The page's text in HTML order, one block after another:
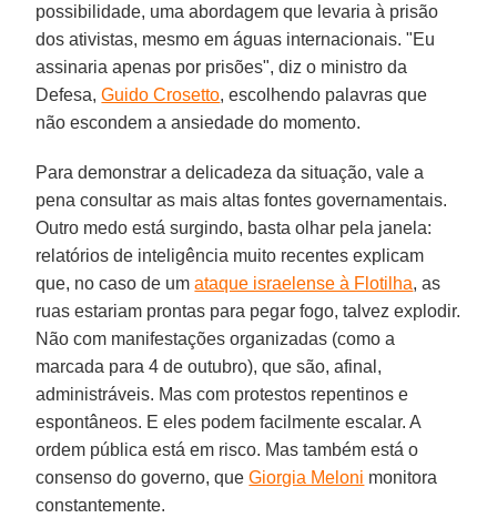
possibilidade, uma abordagem que levaria à prisão
dos ativistas, mesmo em águas internacionais. "Eu
assinaria apenas por prisões", diz o ministro da
Defesa,Guido Crosetto, escolhendo palavras que
não escondem a ansiedade do momento.
Para demonstrar a delicadeza da situação, vale a
pena consultar as mais altas fontes governamentais.
Outro medo está surgindo, basta olhar pela janela:
relatórios de inteligência muito recentes explicam
que, no caso de umataque israelense à Flotilha, as
ruas estariam prontas para pegar fogo, talvez explodir.
Não com manifestações organizadas (como a
marcada para 4 de outubro), que são, afinal,
administráveis. Mas com protestos repentinos e
espontâneos. E eles podem facilmente escalar. A
ordem pública está em risco. Mas também está o
consenso do governo, queGiorgia Meloni monitora
constantemente.